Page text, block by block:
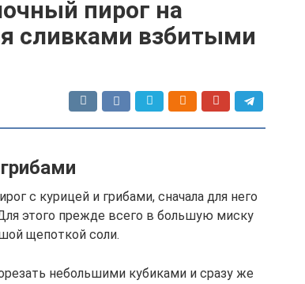
пирог на
сливками взбитыми
с курицей и грибами, сначала для него
этого прежде всего в большую миску
щепоткой соли.
небольшими кубиками и сразу же